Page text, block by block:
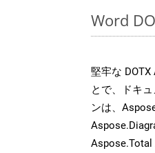
Word
堅牢な
とで、ドキ
ンは、
Aspose.Total